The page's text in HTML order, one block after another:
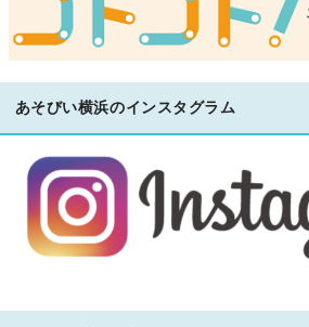
あそびい横浜のインスタグラム